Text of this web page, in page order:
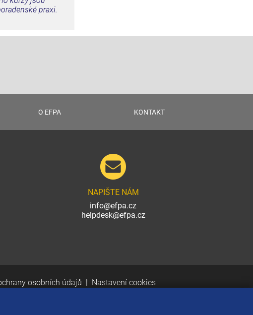
praxi.
O EFPA KONTAKT
NAPIŠTE NÁM
info@efpa.cz
helpdesk@efpa.cz
osobních údajů Nastavení cookies